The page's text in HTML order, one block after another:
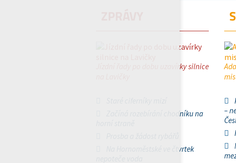
Jízdní řady po dobu uzavírky silnice
Začíná rozebírání chodníku na
Na Hornoměstské ve čtvrtek
–